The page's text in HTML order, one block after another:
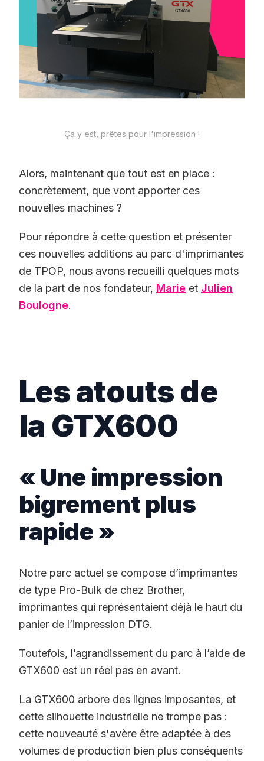
Ça y est, prêtes pour l'impression !
Alors, maintenant que tout est en place :
concrètement, que vont apporter ces
nouvelles machines ?
Pour répondre à cette question et présenter
ces nouvelles additions au parc d'imprimantes
de TPOP, nous avons recueilli quelques mots
de la part de nos fondateur, Marie et Julien
Boulogne.
Les atouts de
la GTX600
« Une impression
bigrement plus
rapide »
Notre parc actuel se compose d’imprimantes
de type Pro-Bulk de chez Brother,
imprimantes qui représentaient déjà le haut du
panier de l’impression DTG.
Toutefois, l’agrandissement du parc à l’aide de
GTX600 est un réel pas en avant.
La GTX600 arbore des lignes imposantes, et
cette silhouette industrielle ne trompe pas :
cette nouveauté s'avère être adaptée à des
volumes de production bien plus conséquents